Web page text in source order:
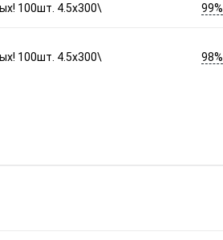
100шт. 4.5х300\ 99%
100шт. 4.5х300\ 98%